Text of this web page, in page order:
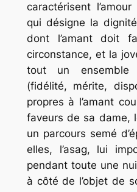
caractérisent
qui désigne la
dont l’amant doit
circonstance, et la
tout un ensemble
(fidélité, mérite,
propres à l’amant
faveurs de sa dame,
un parcours semé
elles, l’asag, lui
pendant toute une
à côté de l’objet de